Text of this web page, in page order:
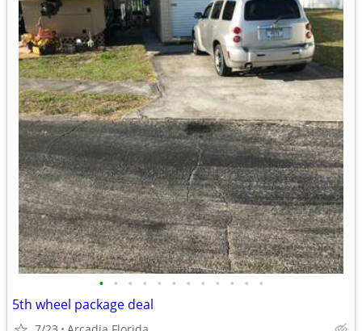
• • • • • • • • • • • •
5th wheel package deal